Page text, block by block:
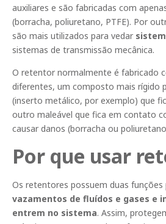
auxiliares e são fabricadas com
(borracha, poliuretano, PTFE). Por
são mais utilizados para vedar
sistemas de transmissão mecânica.
O retentor normalmente é fabricado
diferentes, um composto mais rígido
(inserto metálico, por exemplo) que
outro maleável que fica em contato
causar danos (borracha ou
Por que usar
Os retentores possuem duas funções
vazamentos de fluídos e gases e
entrem no sistema. Assim,